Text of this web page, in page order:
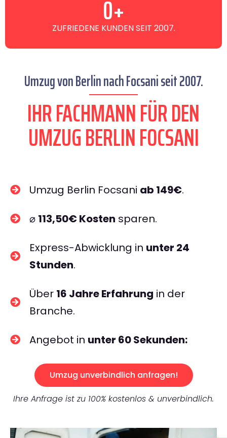
ZUFRIEDENE KUNDEN SEIT 2007.
0+
Umzug von Berlin nach Focsani seit 2007.
IHR FACHMANN FÜR DEN
UMZUG BERLIN FOCSANI
Umzug Berlin Focsani ab 149€.
⌀ 113,50€ Kosten sparen.
Express-Abwicklung in unter 24
Stunden.
Über 16 Jahre Erfahrung in der
Branche.
Angebot in unter 60 Sekunden:
Umzug unverbindlich anfragen!
Ihre Anfrage ist zu 100% kostenlos & unverbindlich.